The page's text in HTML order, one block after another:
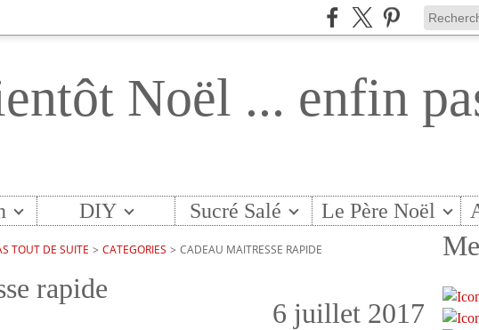
Noël ... enfin
DIY Sucré Salé Le Père Noël
TOUT DE SUITE > CATEGORIES > CADEAU MAITRESSE RAPIDE
rapide
6 juillet 2017